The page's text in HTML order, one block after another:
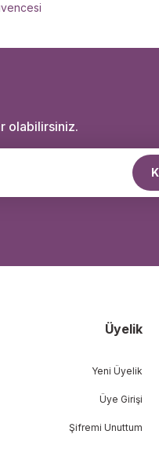
olabilirsiniz.
Üyelik
Yeni Üyelik
Üye Girişi
Şifremi Unuttum